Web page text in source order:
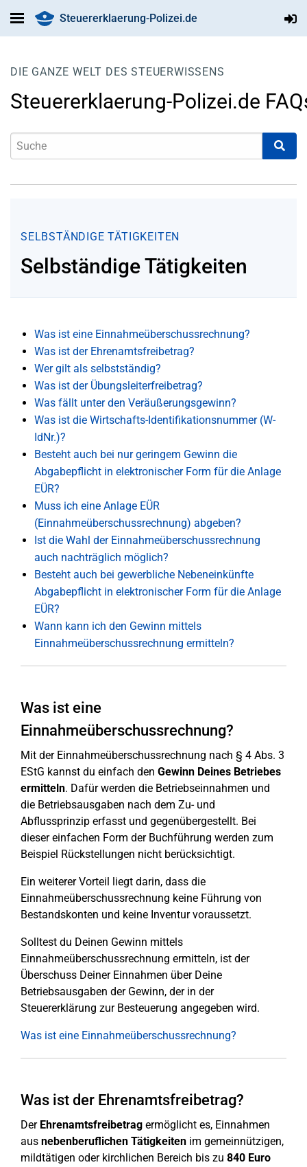
Steuererklaerung-Polizei.de
DIE GANZE WELT DES STEUERWISSENS
Steuererklaerung-Polizei.de
SELBSTÄNDIGE TÄTIGKEITEN
Selbständige Tätigkeiten
Was ist eine Einnahmeüberschussrechnung?
Was ist der Ehrenamtsfreibetrag?
Wer gilt als selbstständig?
Was ist der Übungsleiterfreibetrag?
Was fällt unter den Veräußerungsgewinn?
Was ist die Wirtschafts-Identifikationsnummer (W-
IdNr.)?
Besteht auch bei nur geringem Gewinn die
Abgabepflicht in elektronischer Form für die Anlage
EÜR?
Muss ich eine Anlage EÜR
(Einnahmeüberschussrechnung) abgeben?
Ist die Wahl der Einnahmeüberschussrechnung
auch nachträglich möglich?
Besteht auch bei gewerbliche Nebeneinkünfte
Abgabepflicht in elektronischer Form für die Anlage
EÜR?
Wann kann ich den Gewinn mittels
Einnahmeüberschussrechnung ermitteln?
Was ist eine
Einnahmeüberschussrechnung?
Mit der Einnahmeüberschussrechnung nach § 4 Abs. 3
EStG kannst du einfach den Gewinn Deines Betriebes
ermitteln. Dafür werden die Betriebseinnahmen und
die Betriebsausgaben nach dem Zu- und
Abflussprinzip erfasst und gegenübergestellt. Bei
dieser einfachen Form der Buchführung werden zum
Beispiel Rückstellungen nicht berücksichtigt.
Ein weiterer Vorteil liegt darin, dass die
Einnahmeüberschussrechnung keine Führung von
Bestandskonten und keine Inventur voraussetzt.
Solltest du Deinen Gewinn mittels
Einnahmeüberschussrechnung ermitteln, ist der
Überschuss Deiner Einnahmen über Deine
Betriebsausgaben der Gewinn, der in der
Steuererklärung zur Besteuerung angegeben wird.
Was ist eine Einnahmeüberschussrechnung?
Was ist der Ehrenamtsfreibetrag?
Der Ehrenamtsfreibetrag ermöglicht es, Einnahmen
aus nebenberuflichen Tätigkeiten im gemeinnützigen,
mildtätigen oder kirchlichen Bereich bis zu 840 Euro